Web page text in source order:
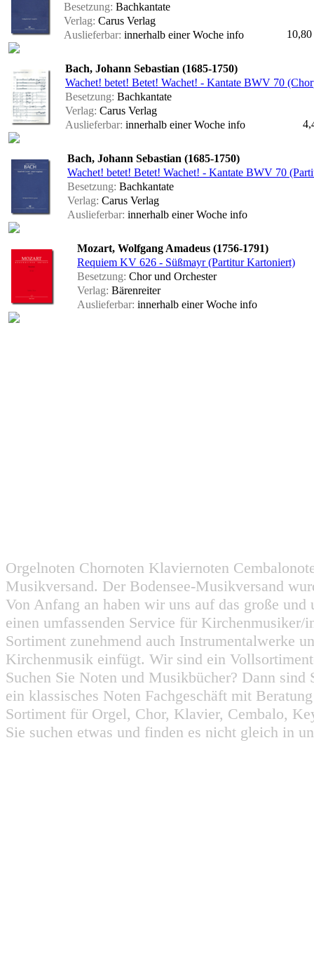
Besetzung: Bachkantate
Verlag: Carus Verlag
Auslieferbar: innerhalb einer Woche info 10,80
Bach, Johann Sebastian (1685-1750)
Wachet! betet! Betet! Wachet! - Kantate BWV 70
Besetzung: Bachkantate
Verlag: Carus Verlag
Auslieferbar: innerhalb einer Woche info
Bach, Johann Sebastian (1685-1750)
Wachet! betet! Betet! Wachet! - Kantate BWV 70
Besetzung: Bachkantate
Verlag: Carus Verlag
Auslieferbar: innerhalb einer Woche info
Mozart, Wolfgang Amadeus (1756-1791)
Requiem KV 626 - Süßmayr (Partitur Kartoniert)
Besetzung: Chor und Orchester
Verlag: Bärenreiter
Auslieferbar: innerhalb einer Woche info
Orgelnoten Chornoten Klaviernoten
Musikversand. Der Bodensee-Musikversand
Von Anfang an haben wir uns auf das große
einen umfassenden Service für
Sortiment zunehmend auch Instrumentalwerke
Kirchenmusik einfügt. Wir sind ein
Suchen Sie Noten und Musikbücher? Dann
ein klassisches Noten Fachgeschäft mit
Sortiment für Orgel, Chor, Klavier, Cembalo,
Sie suchen etwas und finden es nicht gleich in